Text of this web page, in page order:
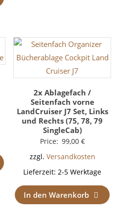
2x Ablagefach /
Seitenfach vorne
LandCruiser J7 Set, Links
und Rechts (75, 78, 79
SingleCab)
Price: 99,00 €
zzgl. Versandkosten
Lieferzeit:2-5 Werktage
In den Warenkorb